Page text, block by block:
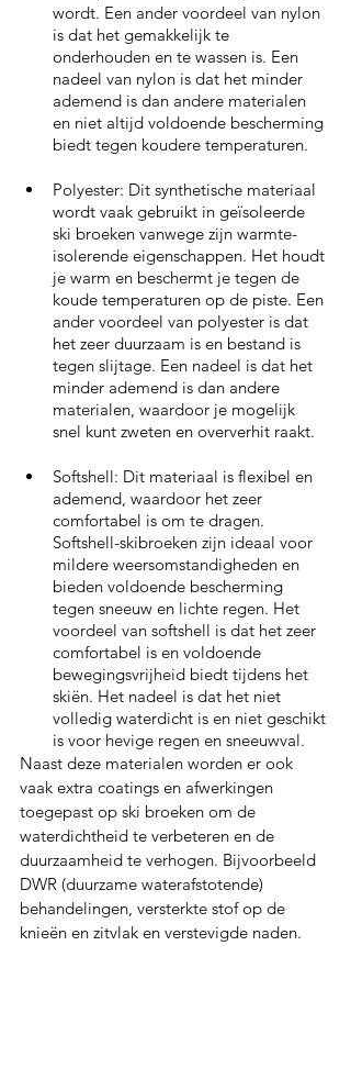
wordt. Een ander voordeel van nylon
is dat het gemakkelijk te
onderhouden en te wassen is. Een
nadeel van nylon is dat het minder
ademend is dan andere materialen
en niet altijd voldoende bescherming
biedt tegen koudere temperaturen.
Polyester: Dit synthetische materiaal
wordt vaak gebruikt in geïsoleerde
ski broeken vanwege zijn warmte-
isolerende eigenschappen. Het houdt
je warm en beschermt je tegen de
koude temperaturen op de piste. Een
ander voordeel van polyester is dat
het zeer duurzaam is en bestand is
tegen slijtage. Een nadeel is dat het
minder ademend is dan andere
materialen, waardoor je mogelijk
snel kunt zweten en oververhit raakt.
Softshell: Dit materiaal is flexibel en
ademend, waardoor het zeer
comfortabel is om te dragen.
Softshell-skibroeken zijn ideaal voor
mildere weersomstandigheden en
bieden voldoende bescherming
tegen sneeuw en lichte regen. Het
voordeel van softshell is dat het zeer
comfortabel is en voldoende
bewegingsvrijheid biedt tijdens het
skiën. Het nadeel is dat het niet
volledig waterdicht is en niet geschikt
is voor hevige regen en sneeuwval.
Naast deze materialen worden er ook
vaak extra coatings en afwerkingen
toegepast op ski broeken om de
waterdichtheid te verbeteren en de
duurzaamheid te verhogen. Bijvoorbeeld
DWR (duurzame waterafstotende)
behandelingen, versterkte stof op de
knieën en zitvlak en verstevigde naden.